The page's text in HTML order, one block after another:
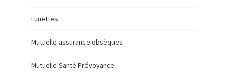
Lunettes
Mutuelle assurance obsèques
Mutuelle Santé Prévoyance